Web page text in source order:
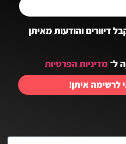
דיוורים והודעות מאיתן
ל־ מדיניות הפרטיות
לרשימה איתן!